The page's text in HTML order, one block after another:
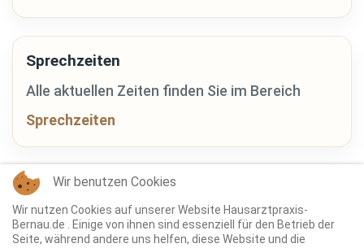
Sprechzeiten
Alle aktuellen Zeiten finden Sie im Bereich
Sprechzeiten
Rezepte
Informationen zur Rezeptbestellung finden Sie
hier:
Wir benutzen Cookies
Wir nutzen Cookies auf unserer Website Hausarztpraxis-
Bernau.de . Einige von ihnen sind essenziell für den Betrieb der
Seite, während andere uns helfen, diese Website und die